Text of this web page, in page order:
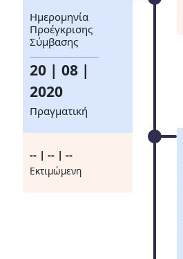
Ημερομηνία
Προέγκρισης
Σύμβασης
20 | 08 |
2020
Πραγματική
-- | -- | --
Eκτιμώμενη